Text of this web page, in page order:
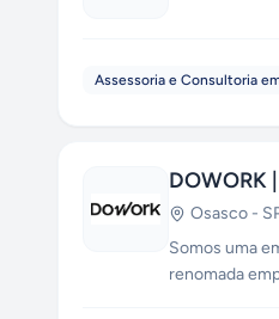
Assessoria e Consultoria
DOWORK
Osasco -
Somos uma
renomada